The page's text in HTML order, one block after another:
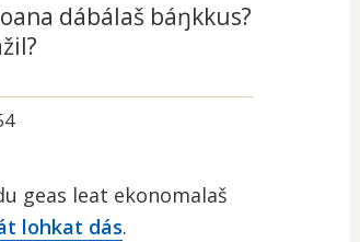
dábálaš báŋkkus?
geas leat ekonomalaš
lohkat dás.